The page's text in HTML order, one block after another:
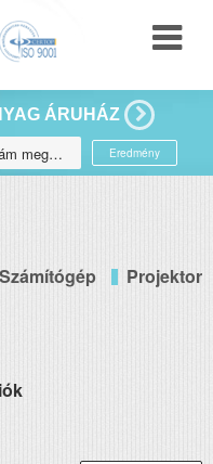
ÁRUHÁZ
Eredmény
Projektor